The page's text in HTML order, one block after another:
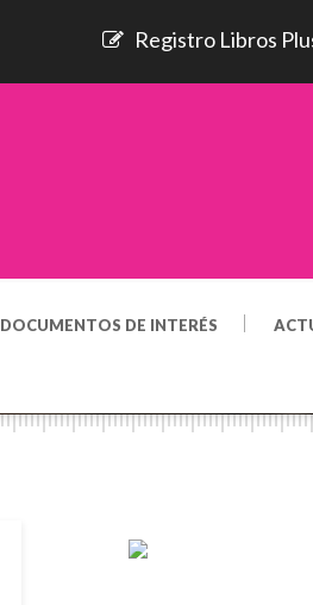
Registro Libros
DOCUMENTOS DE INTERÉS